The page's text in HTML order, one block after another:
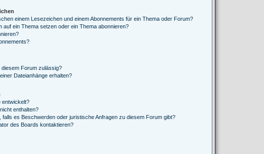
einem Lesezeichen und einem Abonnements für ein Thema oder Forum?
auf ein Thema setzen oder ein Thema abonnieren?
diesem Forum zulässig?
Dateianhänge erhalten?
entwickelt?
enthalten?
falls es Beschwerden oder juristische Anfragen zu diesem Forum gibt?
des Boards kontaktieren?